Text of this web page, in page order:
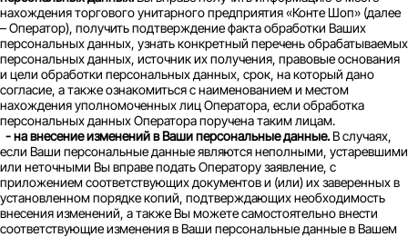
нахождения торгового унитарного предприятия «Конте Шоп» (далее
– Оператор), получить подтверждение факта обработки Ваших
персональных данных, узнать конкретный перечень обрабатываемых
персональных данных, источник их получения, правовые основания
и цели обработки персональных данных, срок, на который дано
согласие, а также ознакомиться с наименованием и местом
нахождения уполномоченных лиц Оператора, если обработка
персональных данных Оператора поручена таким лицам.
- на внесение изменений в Ваши персональные данные.В случаях,
если Ваши персональные данные являются неполными, устаревшими
или неточными Вы вправе подать Оператору заявление, с
приложением соответствующих документов и (или) их заверенных в
установленном порядке копий, подтверждающих необходимость
внесения изменений, а также Вы можете самостоятельно внести
соответствующие изменения в Ваши персональные данные в Вашем